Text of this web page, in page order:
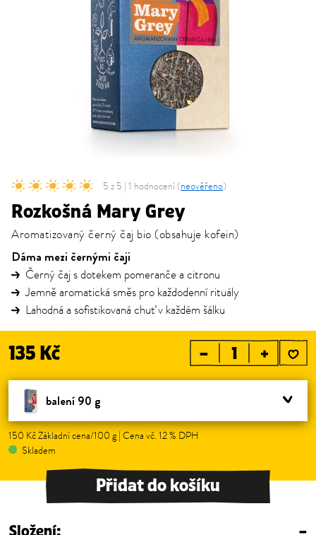
5 z 5 | 1 hodnocení (neověřeno)
Rozkošná Mary Grey
Aromatizovaný černý čaj bio (obsahuje kofein)
Dáma mezi černými čaji
Černý čaj s dotekem pomeranče a citronu
Jemně aromatická směs pro každodenní rituály
Lahodná a sofistikovaná chuť v každém šálku
135 Kč – +
balení 90 g
150 Kč Základní cena/100 g | Cena vč. 12 % DPH
Skladem
Přidat do košíku